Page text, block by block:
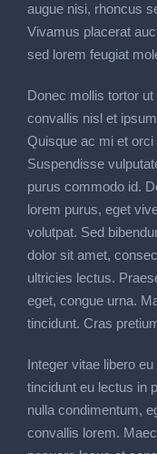
augue nisi, rhoncus
Vivamus placerat
sed lorem feugiat
Donec mollis tortor
convallis nisl et
Quisque ac mi et
Suspendisse
purus commodo id.
lorem purus, eget
volutpat. Sed
dolor sit amet,
ultricies lectus.
eget, congue urna.
tincidunt. Cras
Integer vitae libero
tincidunt eu lectus in
nulla condimentum,
convallis lorem.